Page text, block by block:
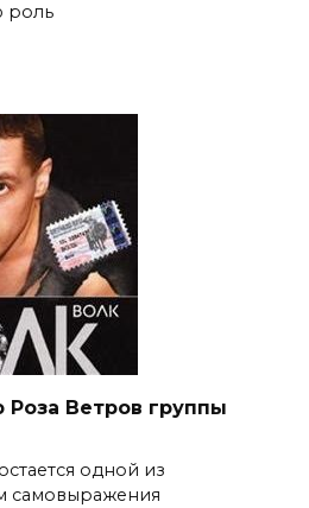
роль
Роза Ветров группы
одной из
самовыражения